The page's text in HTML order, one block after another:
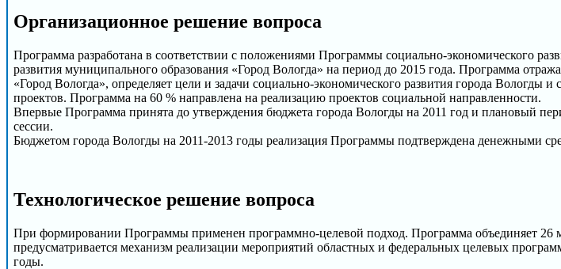
Организационное решение вопроса
Программа разработана в соответствии с положениями Программы социально-экономического
развития муниципального образования «Город Вологда» на период до 2015 года. Программа
«Город Вологда», определяет цели и задачи социально-экономического развития города
проектов. Программа на 60 % направлена на реализацию проектов социальной направленности.
Впервые Программа принята до утверждения бюджета города Вологды на 2011 год и плановый
сессии.
Бюджетом города Вологды на 2011-2013 годы реализация Программы подтверждена денежными
Технологическое решение вопроса
При формировании Программы применен программно-целевой подход. Программа объединяет
предусматривается механизм реализации мероприятий областных и федеральных целевых
годы.